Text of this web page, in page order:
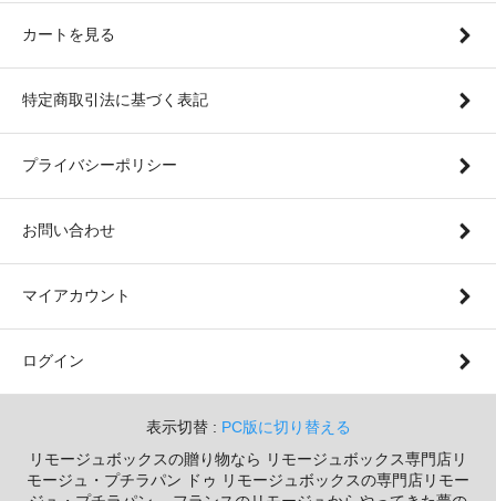
カートを見る
特定商取引法に基づく表記
プライバシーポリシー
お問い合わせ
マイアカウント
ログイン
表示切替 : PC版に切り替える
リモージュボックスの贈り物なら リモージュボックス専門店リ
モージュ・プチラパン ドゥ リモージュボックスの専門店リモー